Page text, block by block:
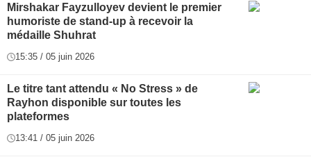
Mirshakar Fayzulloyev devient le premier
humoriste de stand-up à recevoir la
médaille Shuhrat
15:35 / 05 juin 2026
Le titre tant attendu « No Stress » de
Rayhon disponible sur toutes les
plateformes
13:41 / 05 juin 2026